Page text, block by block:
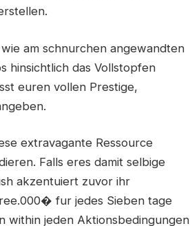
am schnurchen angewandten
hinsichtlich das Vollstopfen
euren vollen Prestige,
extravagante Ressource
Falls eres damit selbige
akzentuiert zuvor ihr
fur jedes Sieben tage
jeden Aktionsbedingungen